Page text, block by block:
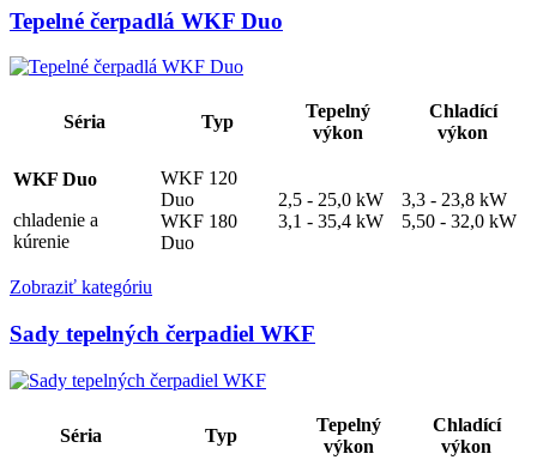
Tepelné čerpadlá WKF Duo
Séria Typ
Tepelný
výkon
Chladící
výkon
WKF Duo
chladenie a
kúrenie
WKF 120
Duo
WKF 180
Duo
2,5 - 25,0 kW
3,1 - 35,4 kW
3,3 - 23,8 kW
5,50 - 32,0 kW
Zobraziť kategóriu
Sady tepelných čerpadiel WKF
Séria Typ
Tepelný
výkon
Chladící
výkon